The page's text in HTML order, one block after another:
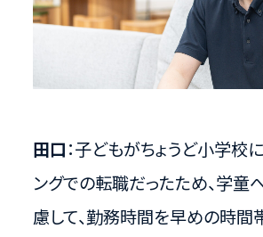
田口：子どもがちょうど小学校
ングでの転職だったため、学童
慮して、勤務時間を早めの時間